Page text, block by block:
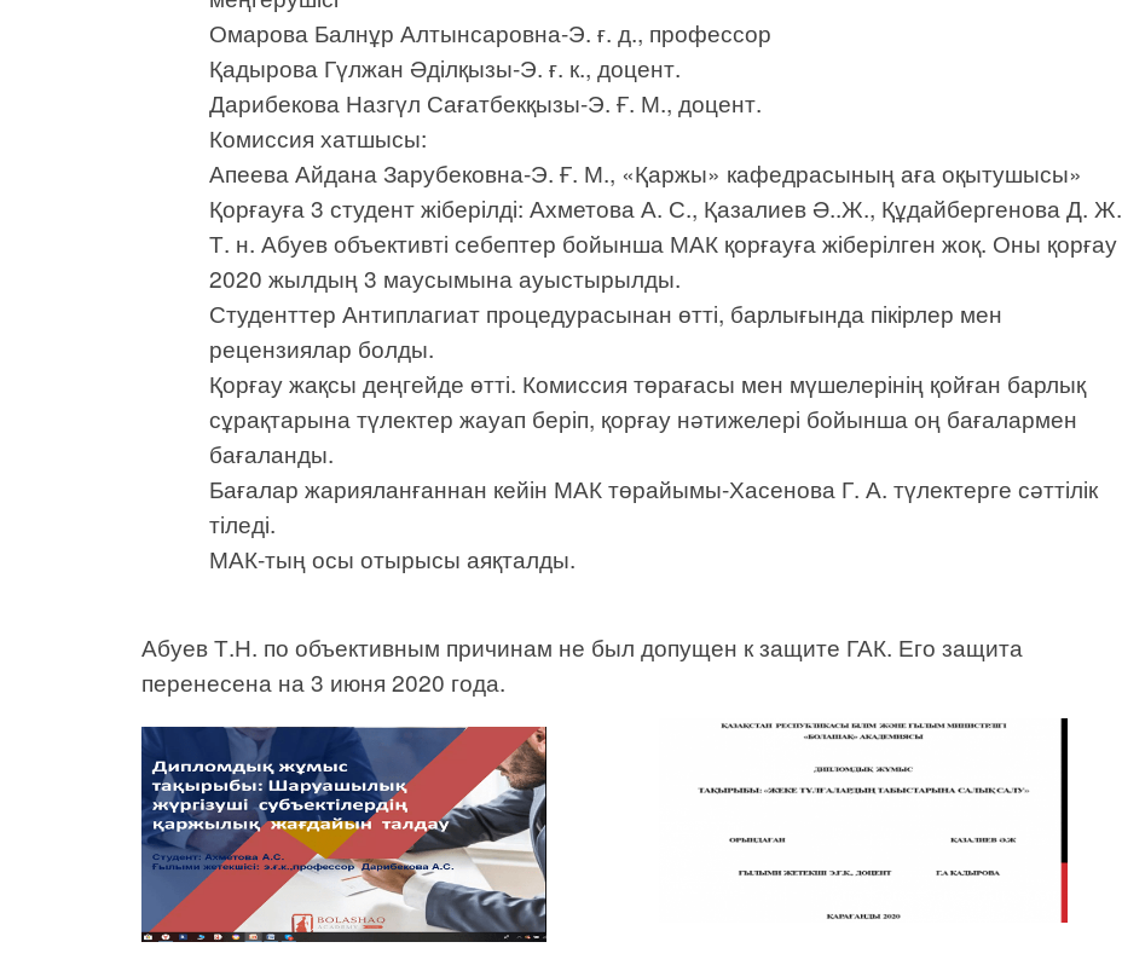
Омарова Балнұр Алтынсаровна-Э. ғ. д., профессор
Қадырова Гүлжан Әділқызы-Э. ғ. к., доцент.
Дарибекова Назгүл Сағатбекқызы-Э. Ғ. М., доцент.
Комиссия хатшысы:
Апеева Айдана Зарубековна-Э. Ғ. М., «Қаржы» кафедрасының аға оқытушысы»
Қорғауға 3 студент жіберілді: Ахметова А. С., Қазалиев Ә..Ж., Құдайбергенова Д. Ж.
Т. н. Абуев объективті себептер бойынша МАК қорғауға жіберілген жоқ. Оны қорғау
2020 жылдың 3 маусымына ауыстырылды.
Студенттер Антиплагиат процедурасынан өтті, барлығында пікірлер мен
рецензиялар болды.
Қорғау жақсы деңгейде өтті. Комиссия төрағасы мен мүшелерінің қойған барлық
сұрақтарына түлектер жауап беріп, қорғау нәтижелері бойынша оң бағалармен
бағаланды.
Бағалар жарияланғаннан кейін МАК төрайымы-Хасенова Г. А. түлектерге сәттілік
тіледі.
МАК-тың осы отырысы аяқталды.
Абуев Т.Н. по объективным причинам не был допущен к защите ГАК. Его защита
перенесена на 3 июня 2020 года.